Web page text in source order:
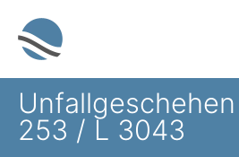
Inhalt
springen
Leichte Sprache
253 / L 3043